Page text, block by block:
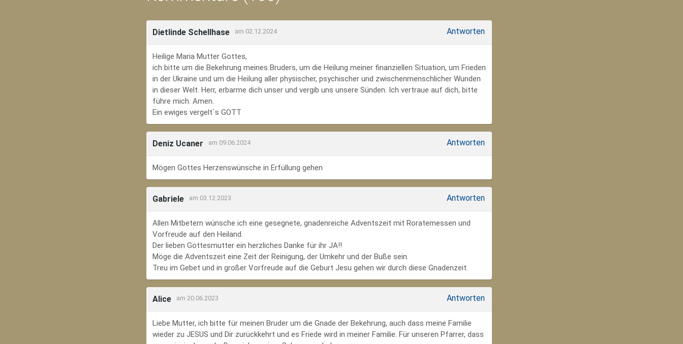
Dietlinde Schellhase am 02.12.2024 Antworten
Heilige Maria Mutter Gottes,
ich bitte um die Bekehrung meines Bruders, um die Heilung meiner finanziellen Situation, um Frieden
in der Ukraine und um die Heilung aller physischer, psychischer und zwischenmenschlicher Wunden
in dieser Welt. Herr, erbarme dich unser und vergib uns unsere Sünden. Ich vertraue auf dich, bitte
führe mich. Amen.
Ein ewiges vergelt`s GOTT
Deniz Ucaner am 09.06.2024 Antworten
Mögen Gottes Herzenswünsche in Erfüllung gehen
Gabriele am 03.12.2023 Antworten
Allen Mitbetern wünsche ich eine gesegnete, gnadenreiche Adventszeit mit Roratemessen und
Vorfreude auf den Heiland.
Der lieben Gottesmutter ein herzliches Danke für ihr JA!!
Möge die Adventszeit eine Zeit der Reinigung, der Umkehr und der Buße sein.
Treu im Gebet und in großer Vorfreude auf die Geburt Jesu gehen wir durch diese Gnadenzeit.
Alice am 20.06.2023 Antworten
Liebe Mutter, ich bitte für meinen Bruder um die Gnade der Bekehrung, auch dass meine Familie
wieder zu JESUS und Dir zurückkehrt und es Friede wird in meiner Familie. Für unseren Pfarrer, dass